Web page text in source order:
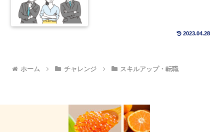
2023.04.28
ホーム チャレンジ スキルアップ・転職